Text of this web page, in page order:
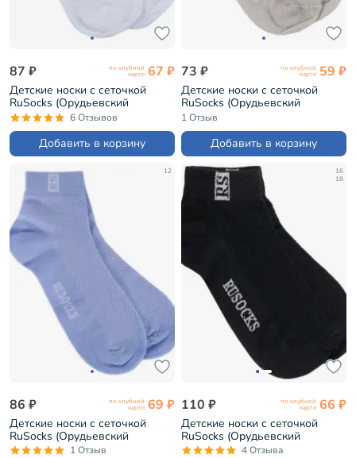
87 ₽ по клубной
карте 67 ₽
Детские носки с сеточкой
RuSocks (Орудьевский
трикотаж) БЕЛО-СИНИЕ (Д-36)
6 Отзывов
Добавить в корзину
73 ₽ по клубной
карте 59 ₽
Детские носки с сеточкой
RuSocks (Орудьевский
трикотаж) МОЛОЧНЫЕ (Д-36)
1 Отзыв
Добавить в корзину
12
86 ₽ по клубной
карте 69 ₽
Детские носки с сеточкой
RuSocks (Орудьевский
трикотаж) ГОЛУБЫЕ (Д-36)
1 Отзыв
16
18
110 ₽ по клубной
карте 66 ₽
Детские носки с сеточкой
RuSocks (Орудьевский
трикотаж) ЧЕРНЫЕ (Д-36)
4 Отзыва